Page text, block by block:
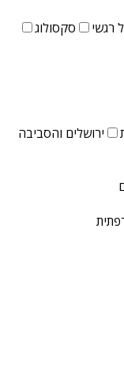
רגשי
סקסולוג
ירושלים והסביבה